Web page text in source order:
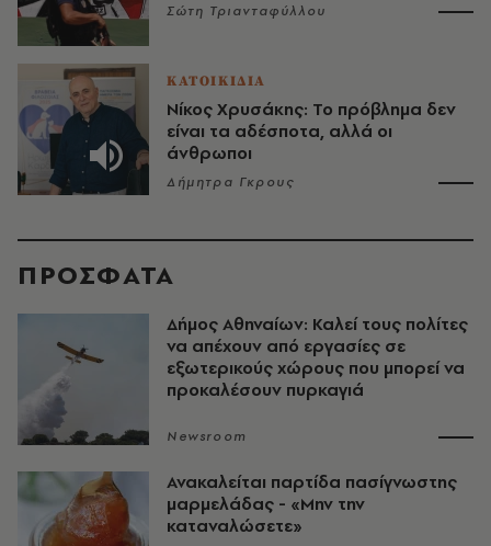
Σώτη Τριανταφύλλου
ΚΑΤΟΙΚΙΔΙΑ
Νίκος Χρυσάκης: Το πρόβλημα δεν
είναι τα αδέσποτα, αλλά οι
άνθρωποι
Δήμητρα Γκρους
ΠΡΟΣΦΑΤΑ
Δήμος Αθηναίων: Καλεί τους πολίτες
να απέχουν από εργασίες σε
εξωτερικούς χώρους που μπορεί να
προκαλέσουν πυρκαγιά
Newsroom
Ανακαλείται παρτίδα πασίγνωστης
μαρμελάδας - «Μην την
καταναλώσετε»